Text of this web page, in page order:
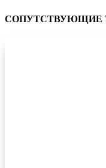
СОПУТСТВУЮЩИЕ